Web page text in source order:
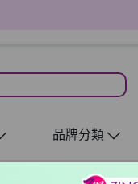
品牌分類